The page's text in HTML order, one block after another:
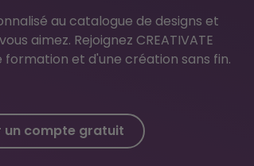
au catalogue de designs et
aimez. Rejoignez CREATIVATE
et d'une création sans fin.
un compte gratuit